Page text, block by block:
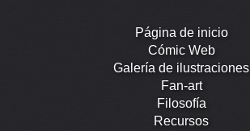
Página de inicio
Cómic Web
Galería de ilustraciones
Fan-art
Filosofía
Recursos